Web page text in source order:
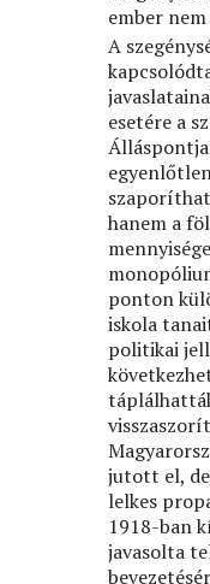
ember
A
esetére a
hanem a
ponton
iskola
politikai
jutott el, de
lelkes
1918-ban
javasolta